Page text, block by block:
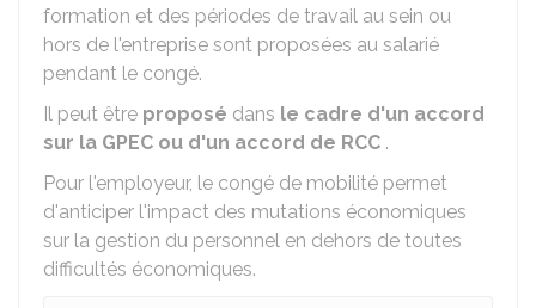
formation et des périodes de travail au sein ou
hors de l'entreprise sont proposées au salarié
pendant le congé.
Il peut être proposé dans le cadre d'un accord
sur la GPEC ou d'un accord de RCC .
Pour l'employeur, le congé de mobilité permet
d'anticiper l'impact des mutations économiques
sur la gestion du personnel en dehors de toutes
difficultés économiques.